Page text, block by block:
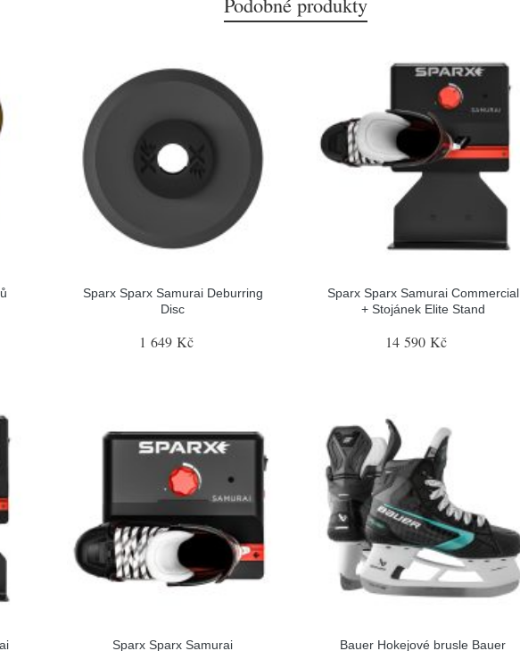
Sparx Sparx Samurai Deburring
Disc
1 649 Kč
Sparx Sparx Samurai Commercial
+ Stojánek Elite Stand
14 590 Kč
Sparx Sparx Samurai
Bauer Hokejové brusle Bauer